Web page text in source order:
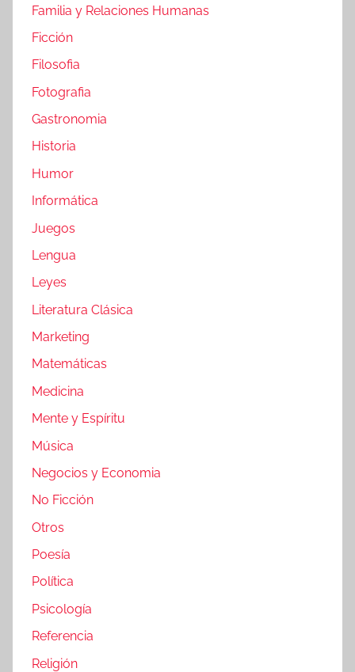
Familia y Relaciones Humanas
Ficción
Filosofia
Fotografia
Gastronomia
Historia
Humor
Informática
Juegos
Lengua
Leyes
Literatura Clásica
Marketing
Matemáticas
Medicina
Mente y Espíritu
Música
Negocios y Economia
No Ficción
Otros
Poesía
Política
Psicología
Referencia
Religión